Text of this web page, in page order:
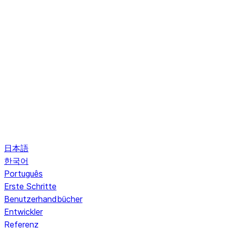
日本語
한국어
Português
Erste Schritte
Benutzerhandbücher
Entwickler
Referenz